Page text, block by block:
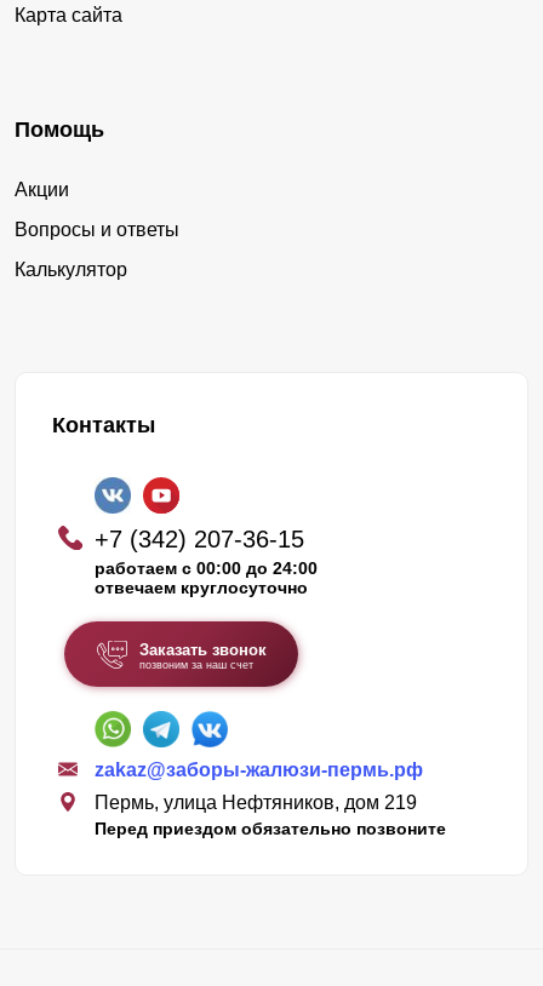
Карта сайта
Помощь
Акции
Вопросы и ответы
Калькулятор
Контакты
+7 (342) 207-36-15
работаем с 00:00 до 24:00
отвечаем круглосуточно
Заказать звонок
позвоним за наш счет
zakaz@заборы-жалюзи-пермь.рф
Пермь, улица Нефтяников, дом 219
Перед приездом обязательно позвоните